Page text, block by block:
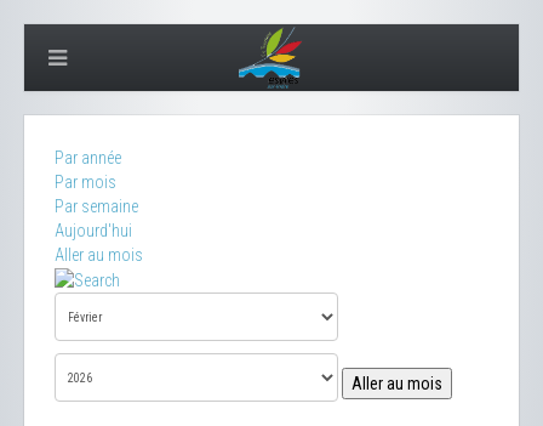
Par année
Par mois
Par semaine
Aujourd'hui
Aller au mois
Aller au mois